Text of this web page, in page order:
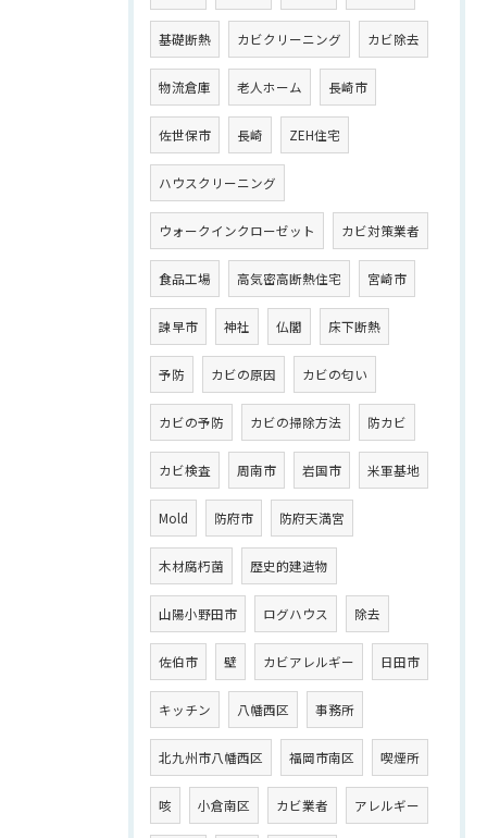
基礎断熱 カビクリーニング カビ除去
物流倉庫 老人ホーム 長崎市
佐世保市 長崎 ZEH住宅
ハウスクリーニング
ウォークインクローゼット カビ対策業者
食品工場 高気密高断熱住宅 宮崎市
諫早市 神社 仏閣 床下断熱
予防 カビの原因 カビの匂い
カビの予防 カビの掃除方法 防カビ
カビ検査 周南市 岩国市 米軍基地
Mold 防府市 防府天満宮
木材腐朽菌 歴史的建造物
山陽小野田市 ログハウス 除去
佐伯市 壁 カビアレルギー 日田市
キッチン 八幡西区 事務所
北九州市八幡西区 福岡市南区 喫煙所
咳 小倉南区 カビ業者 アレルギー